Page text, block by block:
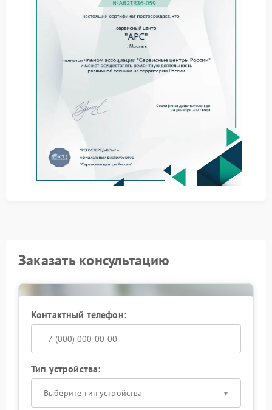
подключенной техники.
Что можно сделать
самостоятельно
кабель. Иногда проблема связана с перепадами
напряжения или ошибкой платы управления. Также
желательно убедиться, что аккумулятор установлен
Проверить сетевой кабель.
Убедиться в исправности розетки.
Снизить нагрузку на устройство.
Обращение в мастерскую
заменой аккумуляторов, реле и силовых элементов.
После устранения неисправности устройство
проходит тестирование под нагрузкой. Это снижает
риск повторного появления проблемы и позволяет
При первых признаках нестабильной работы не
стоит продолжать эксплуатацию устройства.
Намного безопаснее сразу передать ИБП APC
Заказать консультацию
Контактный телефон:
Тип устройства:
Выберите тип устройства